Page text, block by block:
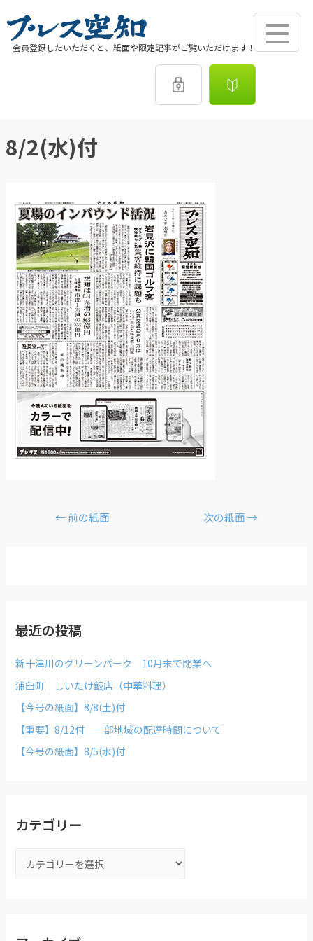
会員登録したいただくと、紙面や限定記事がご覧いただけます！
8/2(水)付
←前の紙面 次の紙面→
最近の投稿
新十津川のグリーンパーク 10月末で閉業へ
浦臼町｜しいたけ飯店（中華料理）
【今号の紙面】8/8(土)付
【重要】8/12付 一部地域の配達時間について
【今号の紙面】8/5(水)付
カテゴリー